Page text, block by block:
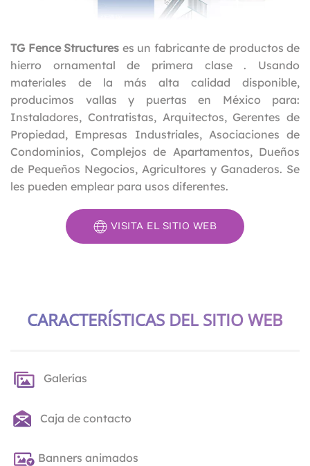
TG Fence Structures es un fabricante de productos de
hierro ornamental de primera clase . Usando
materiales de la más alta calidad disponible,
producimos vallas y puertas en México para:
Instaladores, Contratistas, Arquitectos, Gerentes de
Propiedad, Empresas Industriales, Asociaciones de
Condominios, Complejos de Apartamentos, Dueños
de Pequeños Negocios, Agricultores y Ganaderos. Se
les pueden emplear para usos diferentes.
VISITA EL SITIO WEB
CARACTERÍSTICAS DEL SITIO WEB
Galerías
Caja de contacto
Banners animados